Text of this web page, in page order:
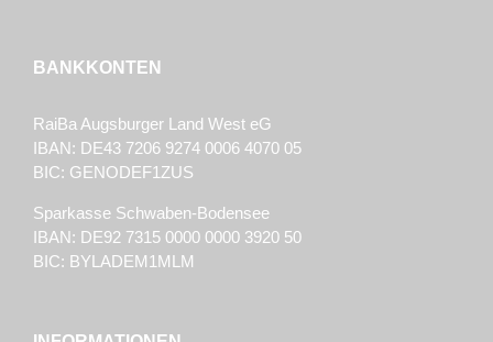
BANKKONTEN
RaiBa Augsburger Land West eG
IBAN: DE43 7206 9274 0006 4070 05
BIC: GENODEF1ZUS
Sparkasse Schwaben-Bodensee
IBAN: DE92 7315 0000 0000 3920 50
BIC: BYLADEM1MLM